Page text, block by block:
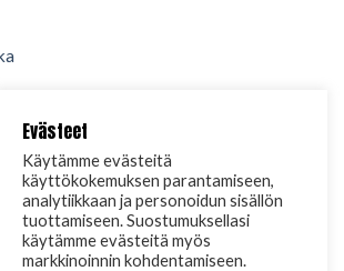
Evästeet
Käytämme evästeitä
käyttökokemuksen parantamiseen,
analytiikkaan ja personoidun sisällön
tuottamiseen. Suostumuksellasi
käytämme evästeitä myös
markkinoinnin kohdentamiseen.